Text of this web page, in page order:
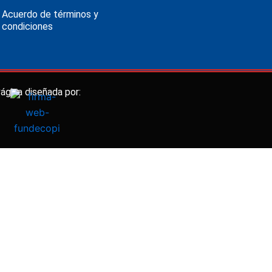
Acuerdo de términos y
condiciones
diseñada por: